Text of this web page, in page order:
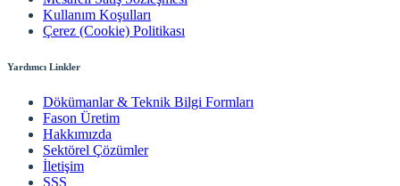
Kullanım Koşulları
Çerez (Cookie) Politikası
Yardımcı Linkler
Dökümanlar & Teknik Bilgi Formları
Fason Üretim
Hakkımızda
Sektörel Çözümler
İletişim
SSS